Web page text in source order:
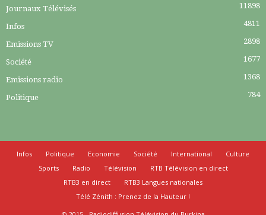
Journaux Télévisés 11898
Infos 4811
Emissions TV 2898
Société 1677
Emissions radio 1368
Politique 784
Infos Politique Economie Société International
Culture
Sports
Radio Télévision
RTB Télévision en direct
RTB3 en direct
RTB3 Langues nationales
Télé Zénith : Prenez de la Hauteur !